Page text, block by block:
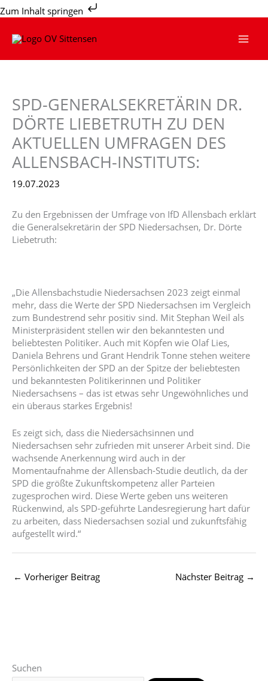
Zum Inhalt springen
Zum
Inhalt
SPD-GENERALSEKRETÄRIN DR.
DÖRTE LIEBETRUTH ZU DEN
AKTUELLEN UMFRAGEN DES
ALLENSBACH-INSTITUTS:
19.07.2023
Zu den Ergebnissen der Umfrage von IfD Allensbach erklärt
die Generalsekretärin der SPD Niedersachsen, Dr. Dörte
Liebetruth:
„Die Allensbachstudie Niedersachsen 2023 zeigt einmal
mehr, dass die Werte der SPD Niedersachsen im Vergleich
zum Bundestrend sehr positiv sind. Mit Stephan Weil als
Ministerpräsident stellen wir den bekanntesten und
beliebtesten Politiker. Auch mit Köpfen wie Olaf Lies,
Daniela Behrens und Grant Hendrik Tonne stehen weitere
Persönlichkeiten der SPD an der Spitze der beliebtesten
und bekanntesten Politikerinnen und Politiker
Niedersachsens – das ist etwas sehr Ungewöhnliches und
ein überaus starkes Ergebnis!
Es zeigt sich, dass die Niedersächsinnen und
Niedersachsen sehr zufrieden mit unserer Arbeit sind. Die
wachsende Anerkennung wird auch in der
Momentaufnahme der Allensbach-Studie deutlich, da der
SPD die größte Zukunftskompetenz aller Parteien
zugesprochen wird. Diese Werte geben uns weiteren
Rückenwind, als SPD-geführte Landesregierung hart dafür
zu arbeiten, dass Niedersachsen sozial und zukunftsfähig
aufgestellt wird.“
← Vorheriger Beitrag Nächster Beitrag →
Suchen